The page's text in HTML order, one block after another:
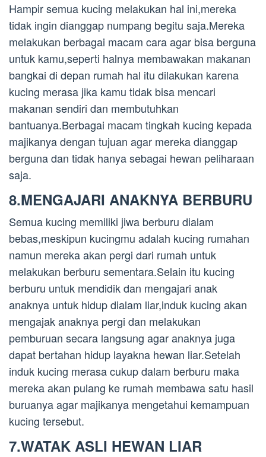
Hampir semua kucing melakukan hal ini,mereka
tidak ingin dianggap numpang begitu saja.Mereka
melakukan berbagai macam cara agar bisa berguna
untuk kamu,seperti halnya membawakan makanan
bangkai di depan rumah hal itu dilakukan karena
kucing merasa jika kamu tidak bisa mencari
makanan sendiri dan membutuhkan
bantuanya.Berbagai macam tingkah kucing kepada
majikanya dengan tujuan agar mereka dianggap
berguna dan tidak hanya sebagai hewan peliharaan
saja.
8.MENGAJARI ANAKNYA BERBURU
Semua kucing memiliki jiwa berburu dialam
bebas,meskipun kucingmu adalah kucing rumahan
namun mereka akan pergi dari rumah untuk
melakukan berburu sementara.Selain itu kucing
berburu untuk mendidik dan mengajari anak
anaknya untuk hidup dialam liar,induk kucing akan
mengajak anaknya pergi dan melakukan
pemburuan secara langsung agar anaknya juga
dapat bertahan hidup layakna hewan liar.Setelah
induk kucing merasa cukup dalam berburu maka
mereka akan pulang ke rumah membawa satu hasil
buruanya agar majikanya mengetahui kemampuan
kucing tersebut.
7.WATAK ASLI HEWAN LIAR